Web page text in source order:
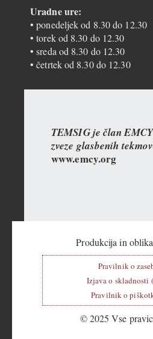
Uradne ure:
• ponedeljek od 8.30 do 12.30
• torek od 8.30 do 12.30
• sreda od 8.30 do 12.30
• četrtek od 8.30 do 12.30
TEMSIG je član
zveze glasbenih
www.emcy.org
Produkcija in
Pravilnik o
Izjava o skladnosti
Pravilnik o
© 2025 Vse